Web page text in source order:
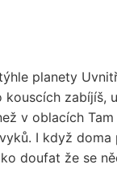
planety
zabíjíš,
v oblacích
I když doma
doufat že se